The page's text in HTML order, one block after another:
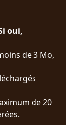
oui,
de 3 Mo,
de 20